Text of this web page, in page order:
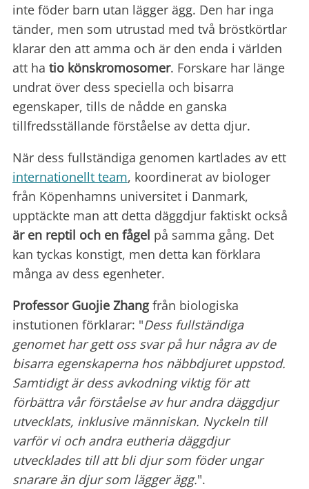
inte föder barn utan lägger ägg. Den har inga
tänder, men som utrustad med två bröstkörtlar
klarar den att amma och är den enda i världen
att ha tio könskromosomer. Forskare har länge
undrat över dess speciella och bisarra
egenskaper, tills de nådde en ganska
tillfredsställande förståelse av detta djur.
När dess fullständiga genomen kartlades av ett
internationellt team, koordinerat av biologer
från Köpenhamns universitet i Danmark,
upptäckte man att detta däggdjur faktiskt också
är en reptil och en fågel på samma gång. Det
kan tyckas konstigt, men detta kan förklara
många av dess egenheter.
Professor Guojie Zhangfrån biologiska
instutionen förklarar: "Dess fullständiga
genomet har gett oss svar på hur några av de
bisarra egenskaperna hos näbbdjuret uppstod.
Samtidigt är dess avkodning viktig för att
förbättra vår förståelse av hur andra däggdjur
utvecklats, inklusive människan. Nyckeln till
varför vi och andra eutheria däggdjur
utvecklades till att bli djur som föder ungar
snarare än djur som lägger ägg.".